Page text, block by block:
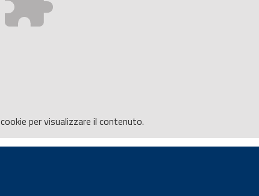
cookie per visualizzare il contenuto.